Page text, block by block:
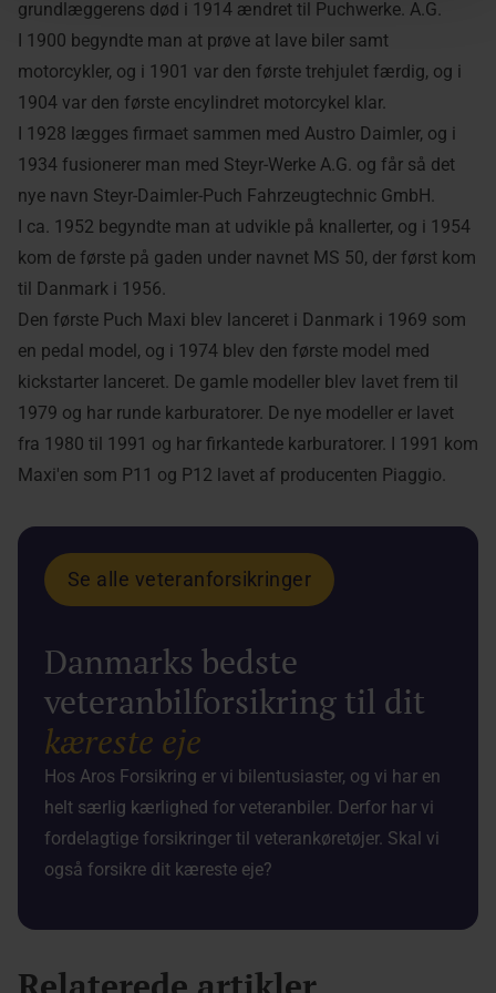
grundlæggerens død i 1914 ændret til Puchwerke. A.G.
I 1900 begyndte man at prøve at lave biler samt
motorcykler, og i 1901 var den første trehjulet færdig, og i
1904 var den første encylindret motorcykel klar.
I 1928 lægges firmaet sammen med Austro Daimler, og i
1934 fusionerer man med Steyr-Werke A.G. og får så det
nye navn Steyr-Daimler-Puch Fahrzeugtechnic GmbH.
I ca. 1952 begyndte man at udvikle på knallerter, og i 1954
kom de første på gaden under navnet MS 50, der først kom
til Danmark i 1956.
Den første Puch Maxi blev lanceret i Danmark i 1969 som
en pedal model, og i 1974 blev den første model med
kickstarter lanceret. De gamle modeller blev lavet frem til
1979 og har runde karburatorer. De nye modeller er lavet
fra 1980 til 1991 og har firkantede karburatorer. I 1991 kom
Maxi'en som P11 og P12 lavet af producenten Piaggio.
Danmarks bedste
veteranbilforsikring til dit
kæreste eje
Hos Aros Forsikring er vi bilentusiaster, og vi har en
helt særlig kærlighed for veteranbiler. Derfor har vi
fordelagtige forsikringer til veterankøretøjer. Skal vi
også forsikre dit kæreste eje?
Se alle veteranforsikringer